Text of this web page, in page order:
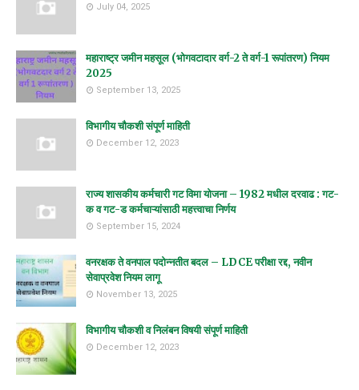
July 04, 2025
महाराष्ट्र जमीन महसूल (भोगवटादार वर्ग-2 ते वर्ग-1 रूपांतरण) नियम
2025
September 13, 2025
विभागीय चौकशी संपूर्ण माहिती
December 12, 2023
राज्य शासकीय कर्मचारी गट विमा योजना – 1982 मधील दरवाढ : गट-
क व गट-ड कर्मचाऱ्यांसाठी महत्त्वाचा निर्णय
September 15, 2024
वनरक्षक ते वनपाल पदोन्नतीत बदल – LDCE परीक्षा रद्द, नवीन
सेवाप्रवेश नियम लागू
November 13, 2025
विभागीय चौकशी व निलंबन विषयी संपूर्ण माहिती
December 12, 2023